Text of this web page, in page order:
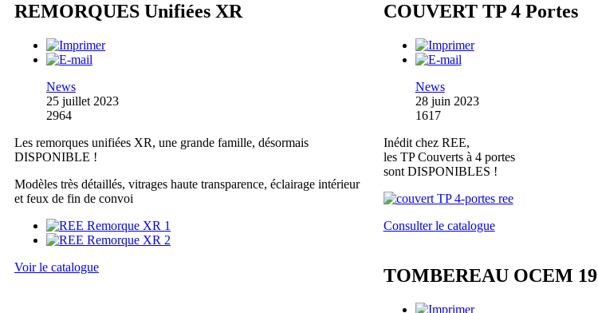
REMORQUES Unifiées XR
News
25 juillet 2023
2964
Les remorques unifiées XR, une grande famille, désormais
DISPONIBLE !
Modèles très détaillés, vitrages haute transparence, éclairage intérieur
et feux de fin de convoi
Voir le catalogue
COUVERT TP 4 Portes
News
28 juin 2023
1617
Inédit chez REE,
les TP Couverts à 4 portes
sont DISPONIBLES !
Consulter le catalogue
TOMBEREAU OCEM 19